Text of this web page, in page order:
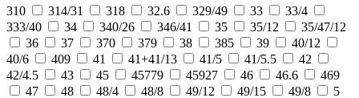
310
314/31 318 32.6 329/49 33
33/4
333/40
34 340/26 346/41 35 35/12
35/47/12
36
37 370 379 38 385 39
40/12
40/6
409 41 41+41/13 41/5 41/5.5
42
42/4.5
43 45 45779 45927 46 46.6
469
47
48 48/4 48/8 49/12 49/15 49/8
5